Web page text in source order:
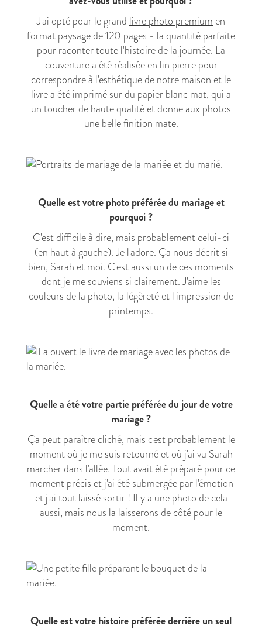
J'ai opté pour le grand livre photo premium en
format paysage de 120 pages - la quantité parfaite
pour raconter toute l'histoire de la journée. La
couverture a été réalisée en lin pierre pour
correspondre à l'esthétique de notre maison et le
livre a été imprimé sur du papier blanc mat, qui a
un toucher de haute qualité et donne aux photos
une belle finition mate.
Quelle est votre photo préférée du mariage et
pourquoi ?
C'est difficile à dire, mais probablement celui-ci
(en haut à gauche). Je l'adore. Ça nous décrit si
bien, Sarah et moi. C'est aussi un de ces moments
dont je me souviens si clairement. J'aime les
couleurs de la photo, la légèreté et l'impression de
printemps.
Quelle a été votre partie préférée du jour de votre
mariage ?
Ça peut paraître cliché, mais c'est probablement le
moment où je me suis retourné et où j'ai vu Sarah
marcher dans l'allée. Tout avait été préparé pour ce
moment précis et j'ai été submergée par l'émotion
et j'ai tout laissé sortir ! Il y a une photo de cela
aussi, mais nous la laisserons de côté pour le
moment.
Quelle est votre histoire préférée derrière un seul